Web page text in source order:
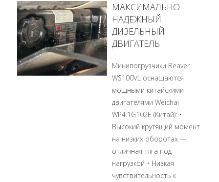
МАКСИМАЛЬНО
НАДЕЖНЫЙ
ДИЗЕЛЬНЫЙ
ДВИГАТЕЛЬ
Минипогрузчики Beaver
WS100VL оснащаются
мощными китайскими
двигателями Weichai
WP4.1G102E (Китай): •
Высокий крутящий момент
на низких оборотах —
отличная тяга под
нагрузкой • Низкая
чувствительность к